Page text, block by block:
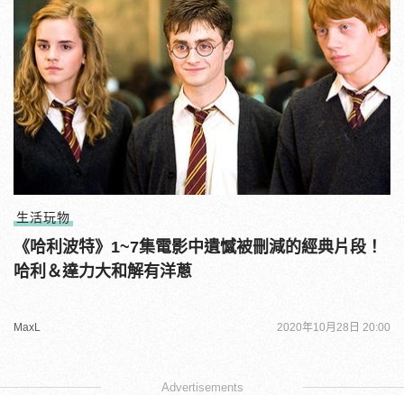
生活玩物
《哈利波特》1~7集電影中遺憾被刪減的經典片段！
哈利＆達力大和解有洋蔥
MaxL 2020年10月28日 20:00
Advertisements